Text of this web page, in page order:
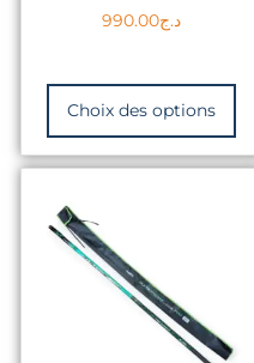
د.ج990.00
Choix des options